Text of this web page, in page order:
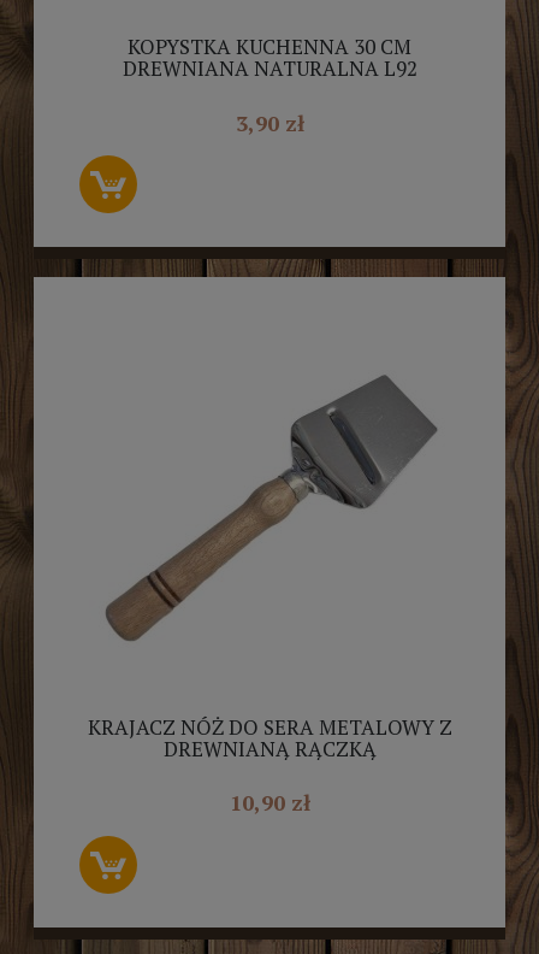
KOPYSTKA KUCHENNA 30 CM
DREWNIANA NATURALNA L92
3,90 zł
KRAJACZ NÓŻ DO SERA METALOWY Z
DREWNIANĄ RĄCZKĄ
10,90 zł